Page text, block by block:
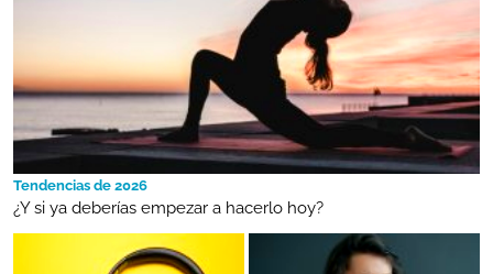
Tendencias de 2026
¿Y si ya deberías empezar a hacerlo hoy?